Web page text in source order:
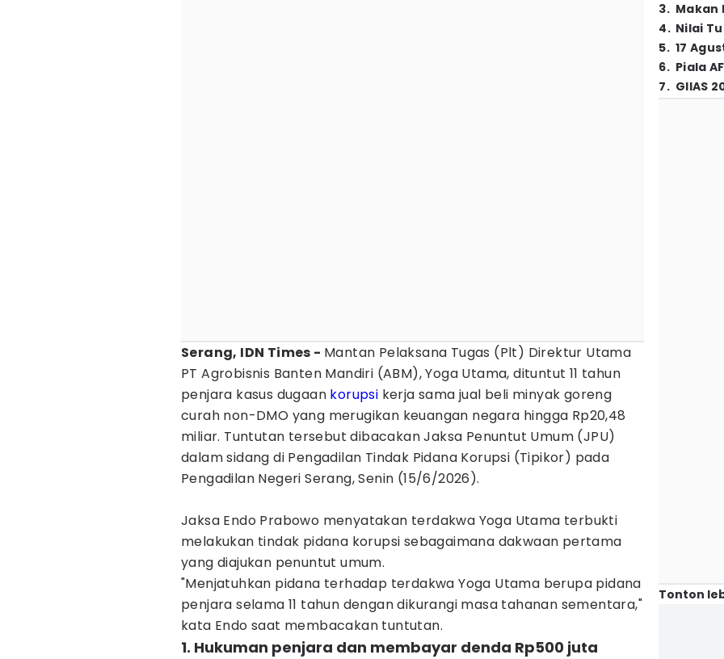
Serang, IDN Times - Mantan Pelaksana Tugas (Plt) Direktur Utama
PT Agrobisnis Banten Mandiri (ABM), Yoga Utama, dituntut 11 tahun
penjara kasus dugaan korupsi kerja sama jual beli minyak goreng
curah non-DMO yang merugikan keuangan negara hingga Rp20,48
miliar. Tuntutan tersebut dibacakan Jaksa Penuntut Umum (JPU)
dalam sidang di Pengadilan Tindak Pidana Korupsi (Tipikor) pada
Pengadilan Negeri Serang, Senin (15/6/2026).
Jaksa Endo Prabowo menyatakan terdakwa Yoga Utama terbukti
melakukan tindak pidana korupsi sebagaimana dakwaan pertama
yang diajukan penuntut umum.
"Menjatuhkan pidana terhadap terdakwa Yoga Utama berupa pidana
penjara selama 11 tahun dengan dikurangi masa tahanan sementara,"
kata Endo saat membacakan tuntutan.
1. Hukuman penjara dan membayar denda Rp500 juta
3. Makan
4. Nilai
5. 17
6. Piala
7. GIIAS
Tonton